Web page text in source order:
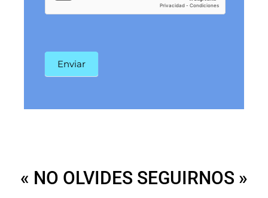
Enviar
« NO OLVIDES SEGUIRNOS »